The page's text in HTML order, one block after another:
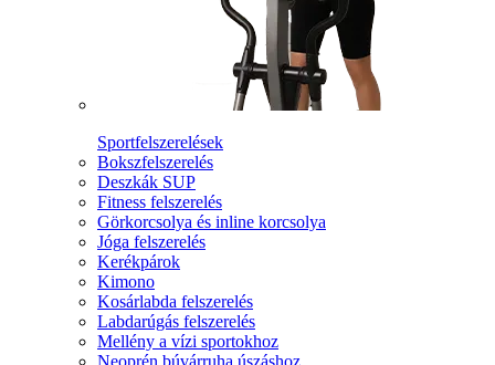
Sportfelszerelések
Bokszfelszerelés
Deszkák SUP
Fitness felszerelés
Görkorcsolya és inline korcsolya
Jóga felszerelés
Kerékpárok
Kimono
Kosárlabda felszerelés
Labdarúgás felszerelés
Mellény a vízi sportokhoz
Neoprén búvárruha úszáshoz